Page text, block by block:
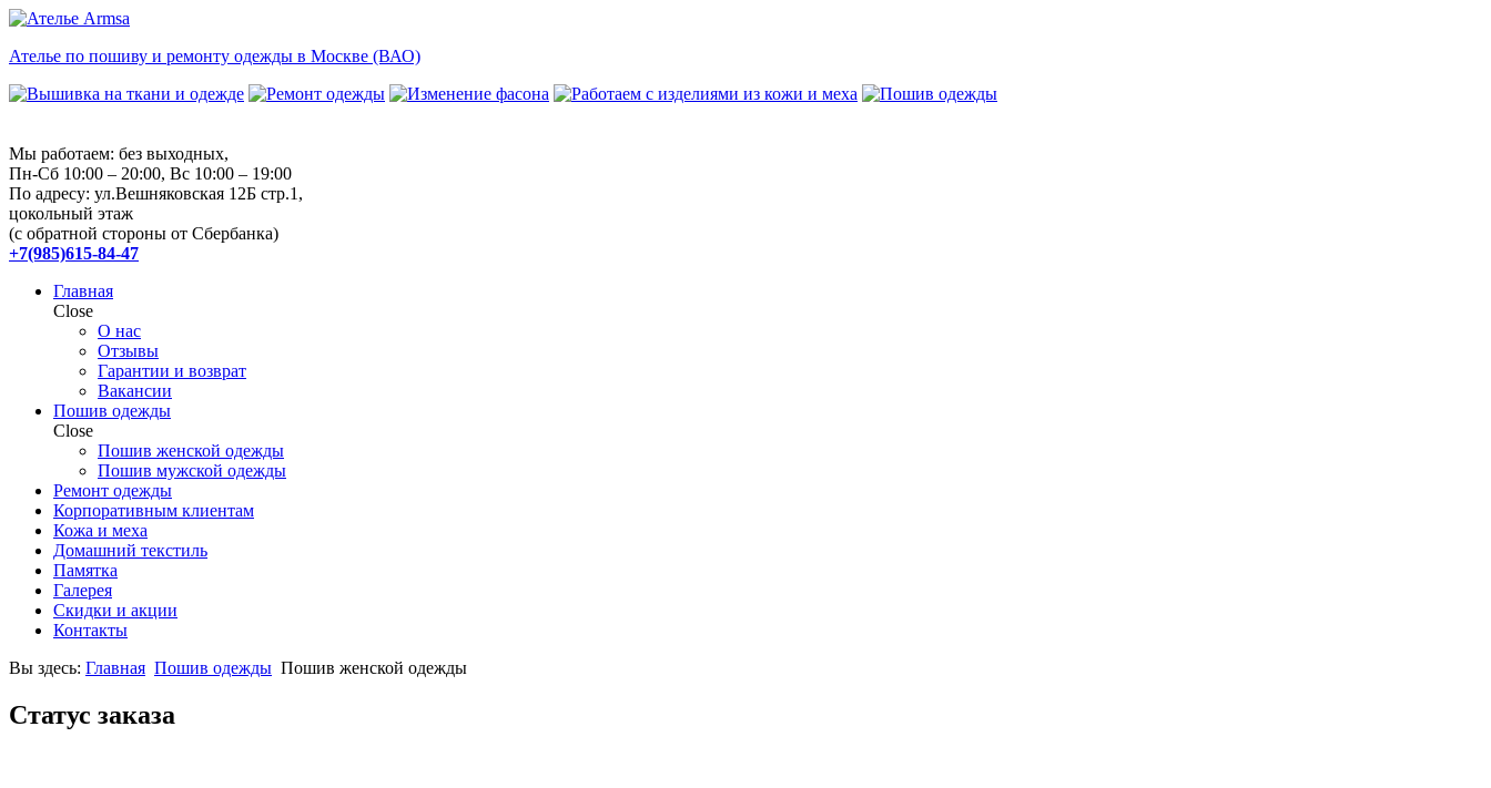
Ателье по пошиву и ремонту одежды в Москве (ВАО)
Мы работаем: без выходных,
Пн-Сб 10:00 – 20:00, Вс 10:00 – 19:00
По адресу: ул.Вешняковская 12Б стр.1,
цокольный этаж
(с обратной стороны от Сбербанка)
+7(985)615-84-47
Главная
Close
О нас
Отзывы
Гарантии и возврат
Вакансии
Пошив одежды
Close
Пошив женской одежды
Пошив мужской одежды
Ремонт одежды
Корпоративным клиентам
Кожа и меха
Домашний текстиль
Памятка
Галерея
Скидки и акции
Контакты
Вы здесь: Главная Пошив одежды Пошив женской одежды
Cтатус заказа